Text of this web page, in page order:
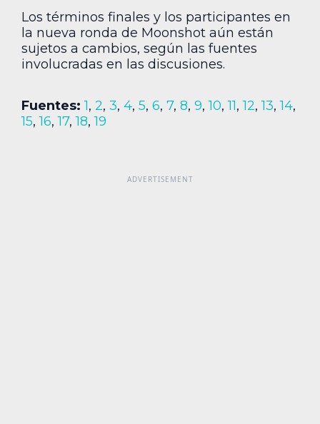
Los términos finales y los participantes en
la nueva ronda de Moonshot aún están
sujetos a cambios, según las fuentes
involucradas en las discusiones.
Fuentes: 1, 2, 3, 4, 5, 6, 7, 8, 9,10,11,12,13,14,
15,16,17,18,19